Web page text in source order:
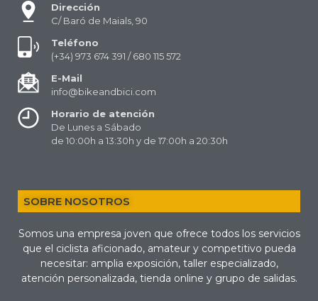
Dirección
C/ Baró de Maials, 90
Teléfono
(+34) 973 674 391 / 680 115 572
E-Mail
info@bikeandbici.com
Horario de atención
De Lunes a Sábado
de 10:00h a 13:30h y de 17:00h a 20:30h
SOBRE NOSOTROS
Somos una empresa joven que ofrece todos los servicios
que el ciclista aficionado, amateur y competitivo pueda
necesitar: amplia exposición, taller especializado,
atención personalizada, tienda online y grupo de salidas.